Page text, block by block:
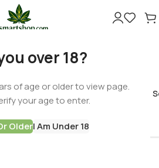
over 18?
of age or older to view page.
your age to enter.
OlderI Am Under 18
weighing”
Cannabis